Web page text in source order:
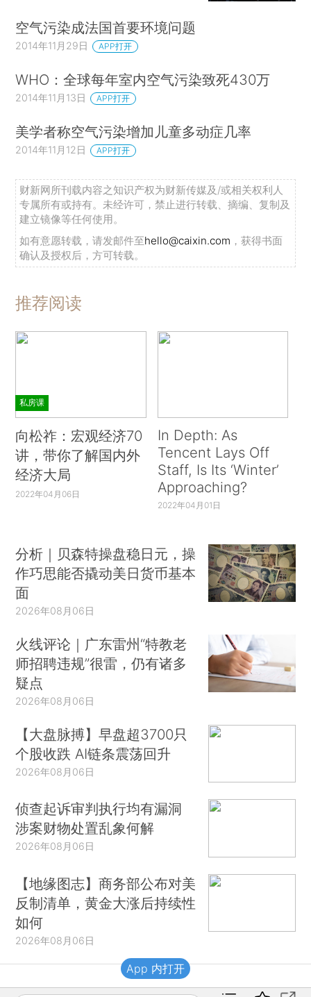
空气污染成法国首要环境问题
2014年11月29日 APP打开
WHO：全球每年室内空气污染致死430万
2014年11月13日 APP打开
美学者称空气污染增加儿童多动症几率
2014年11月12日 APP打开
财新网所刊载内容之知识产权为财新传媒及/或相关权利人
专属所有或持有。未经许可，禁止进行转载、摘编、复制及
建立镜像等任何使用。
如有意愿转载，请发邮件至hello@caixin.com ，获得书面
确认及授权后，方可转载。
推荐阅读
私房课
向松祚：宏观经济70
讲，带你了解国内外
经济大局
2022年04月06日
In Depth: As
Tencent Lays Off
Staff, Is Its ‘Winter’
Approaching?
2022年04月01日
分析｜贝森特操盘稳日元，操
作巧思能否撬动美日货币基本
面
2026年08月06日
火线评论｜广东雷州“特教老
师招聘违规”很雷，仍有诸多
疑点
2026年08月06日
【大盘脉搏】早盘超3700只
个股收跌 AI链条震荡回升
2026年08月06日
侦查起诉审判执行均有漏洞
涉案财物处置乱象何解
2026年08月06日
【地缘图志】商务部公布对美
反制清单，黄金大涨后持续性
如何
2026年08月06日
App 内打开